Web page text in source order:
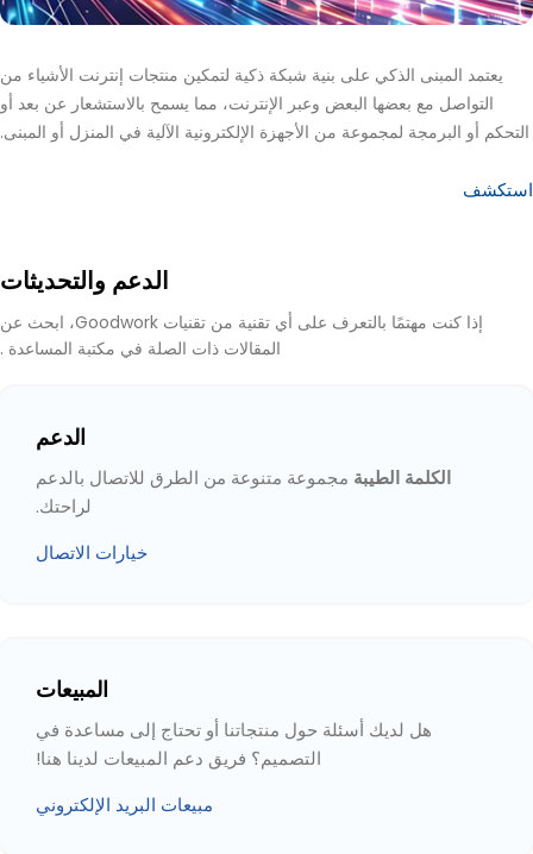
يعتمد المبنى الذكي على بنية شبكة ذكية لتمكين منتجات إنترنت الأشياء من
التواصل مع بعضها البعض وعبر الإنترنت، مما يسمح بالاستشعار عن بعد أو
التحكم أو البرمجة لمجموعة من الأجهزة الإلكترونية الآلية في المنزل أو المبنى.
استكشف
الدعم والتحديثات
إذا كنت مهتمًا بالتعرف على أي تقنية من تقنيات Goodwork، ابحث عن
المقالات ذات الصلة في مكتبة المساعدة .
الدعم
الكلمة الطيبة مجموعة متنوعة من الطرق للاتصال بالدعم
لراحتك.
خيارات الاتصال
المبيعات
هل لديك أسئلة حول منتجاتنا أو تحتاج إلى مساعدة في
التصميم؟ فريق دعم المبيعات لدينا هنا!
مبيعات البريد الإلكتروني